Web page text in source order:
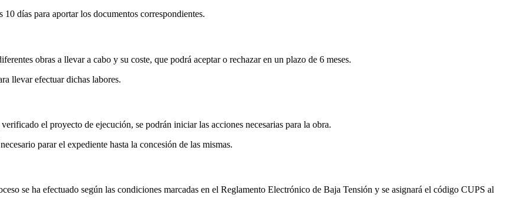
días para aportar los documentos correspondientes.
obras a llevar a cabo y su coste, que podrá aceptar o rechazar en un plazo de 6 meses.
llevar efectuar dichas labores.
el proyecto de ejecución, se podrán iniciar las acciones necesarias para la obra.
parar el expediente hasta la concesión de las mismas.
se ha efectuado según las condiciones marcadas en el Reglamento Electrónico de Baja Tensión y se asignará el código CUPS al